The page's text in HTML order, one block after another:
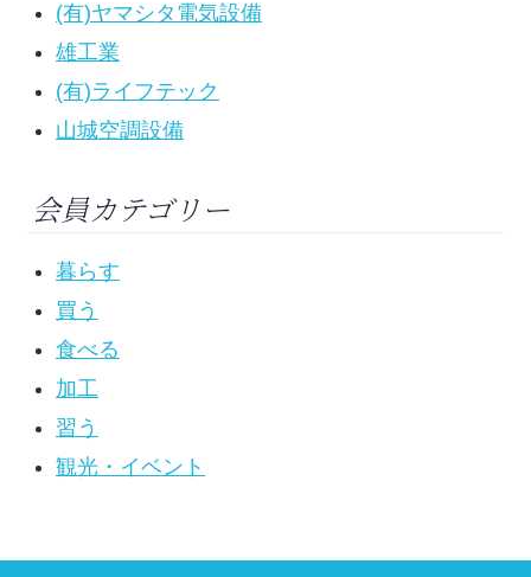
(有)ヤマシタ電気設備
雄工業
(有)ライフテック
山城空調設備
会員カテゴリー
暮らす
買う
食べる
加工
習う
観光・イベント